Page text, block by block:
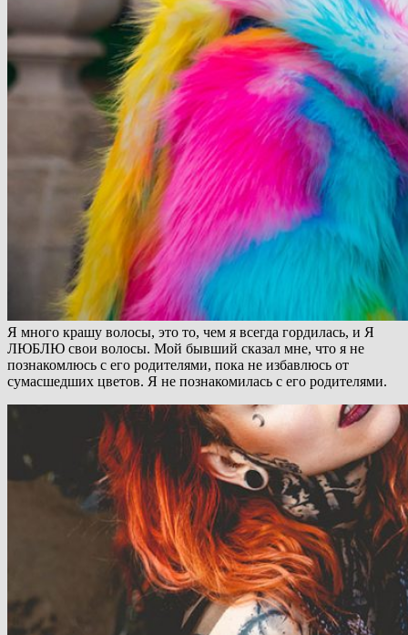
Я много крашу волосы, это то, чем я всегда гордилась, и Я
ЛЮБЛЮ свои волосы. Мой бывший сказал мне, что я не
познакомлюсь с его родителями, пока не избавлюсь от
сумасшедших цветов. Я не познакомилась с его родителями.